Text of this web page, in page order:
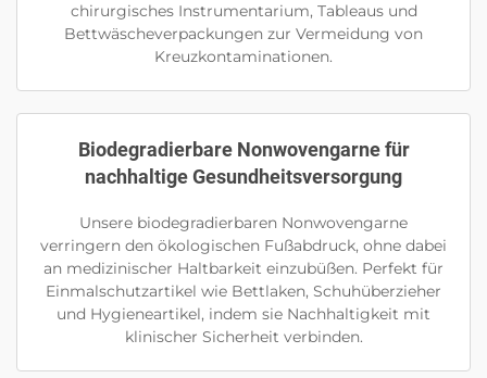
chirurgisches Instrumentarium, Tableaus und
Bettwäscheverpackungen zur Vermeidung von
Kreuzkontaminationen.
Biodegradierbare Nonwovengarne für
nachhaltige Gesundheitsversorgung
Unsere biodegradierbaren Nonwovengarne
verringern den ökologischen Fußabdruck, ohne dabei
an medizinischer Haltbarkeit einzubüßen. Perfekt für
Einmalschutzartikel wie Bettlaken, Schuhüberzieher
und Hygieneartikel, indem sie Nachhaltigkeit mit
klinischer Sicherheit verbinden.